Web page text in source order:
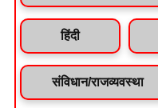
हिंदी
संविधान/राजव्यवस्था